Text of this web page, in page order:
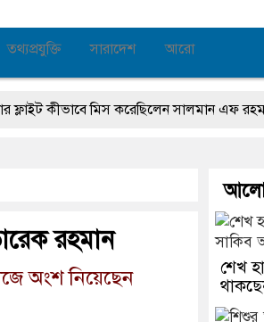
তথ্যপ্রযুক্তি সারাদেশ আরো
কীভাবে মিস করেছিলেন সালমান এফ রহমান
রহমান
অংশ নিয়েছেন
শেখ